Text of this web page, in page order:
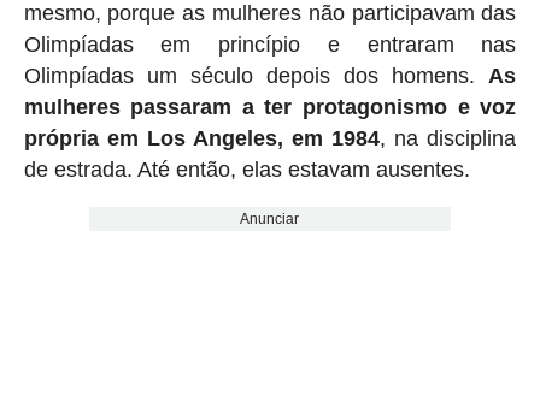
mesmo, porque as mulheres não participavam das
Olimpíadas em princípio e entraram nas
Olimpíadas um século depois dos homens.As
mulheres passaram a ter protagonismo e voz
própria em Los Angeles, em 1984, na disciplina
de estrada. Até então, elas estavam ausentes.
Anunciar